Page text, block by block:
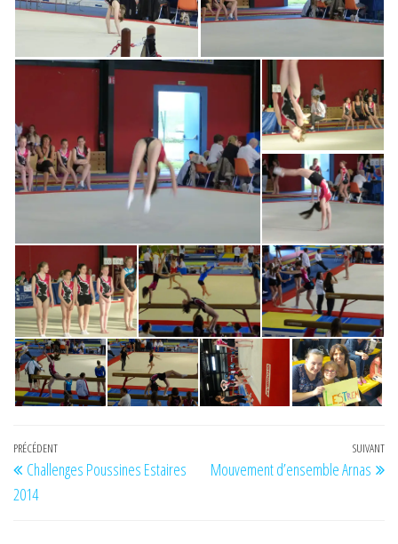
Navigation
de
l’article
Article
précédent
PRÉCÉDENT
Challenges Poussines Estaires
2014
SUIVANT
Mouvement d’ensemble Arnas